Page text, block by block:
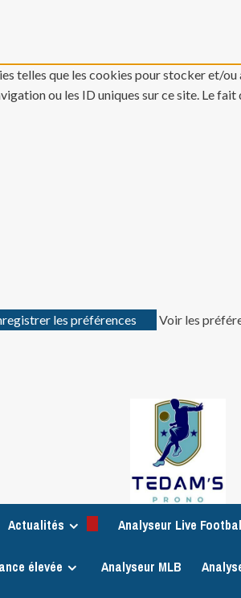
telles que les cookies pour stocker et/
ou les ID uniques sur ce site. Le
les préférences
Voir les
Actualités Analyseur Live
élevée Analyseur MLB